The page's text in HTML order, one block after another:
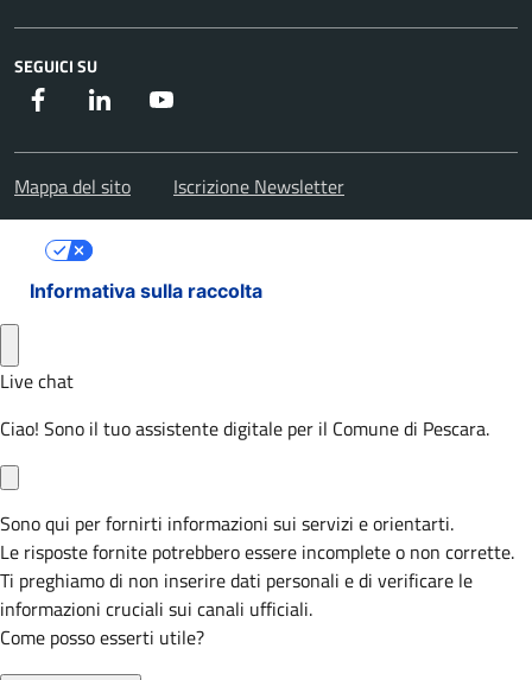
SEGUICI SU
Facebook Instagram
Mappa del sito Iscrizione Newsletter
Informativa sulla raccolta
Le tue preferenze relative alla privacy